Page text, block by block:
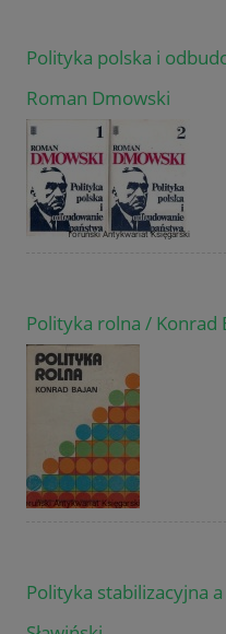
Polityka polska i
Roman Dmowski
Polityka rolna / Konrad
Polityka stabilizacyjna